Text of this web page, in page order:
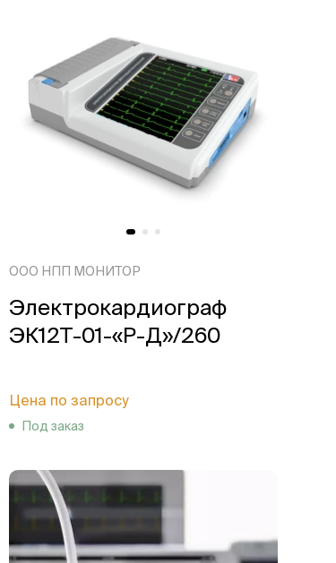
ООО НПП МОНИТОР
Электрокардиограф
ЭК12Т-01-«Р-Д»/260
Цена по запросу
Под заказ